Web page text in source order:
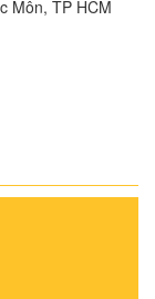
Môn, TP HCM